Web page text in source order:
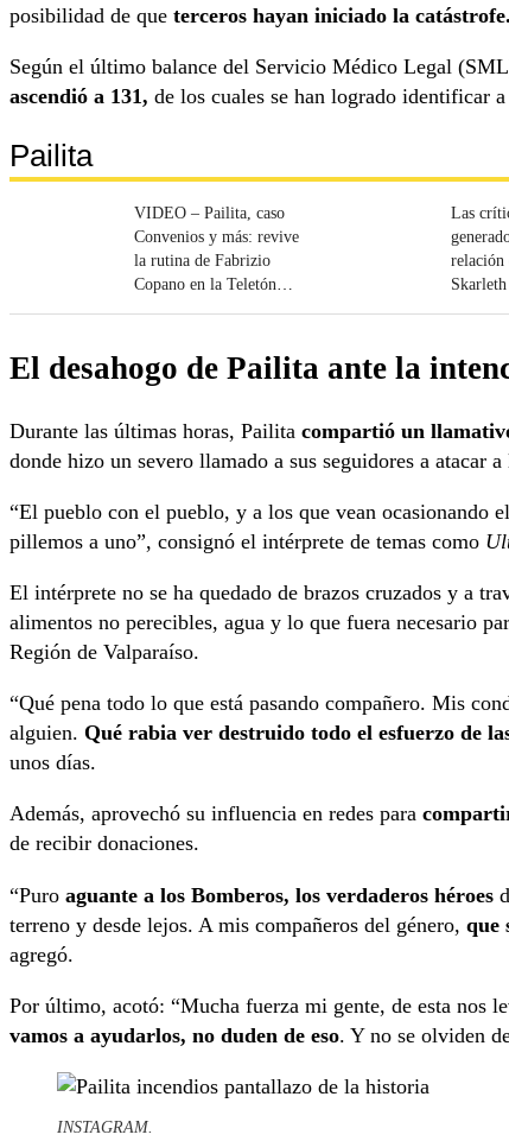
posibilidad de que terceros hayan iniciado la catástrofe.
Según el último balance del Servicio Médico Legal
ascendió a 131, de los cuales se han logrado identificar
Pailita
VIDEO – Pailita, caso
Convenios y más: revive
la rutina de Fabrizio
Copano en la Teletón
Las
relación
El desahogo de Pailita ante la
Durante las últimas horas, Pailita compartió un
donde hizo un severo llamado a sus seguidores a atacar
“El pueblo con el pueblo, y a los que vean ocasionando
pillemos a uno”, consignó el intérprete de temas como
El intérprete no se ha quedado de brazos cruzados y a
alimentos no perecibles, agua y lo que fuera necesario
Región de Valparaíso.
“Qué pena todo lo que está pasando compañero. Mis
alguien. Qué rabia ver destruido todo el esfuerzo de
unos días.
Además, aprovechó su influencia en redes para
de recibir donaciones.
“Puro aguante a los Bomberos, los verdaderos héroes
terreno y desde lejos. A mis compañeros del género, que
agregó.
Por último, acotó: “Mucha fuerza mi gente, de esta nos
vamos a ayudarlos, no duden de eso. Y no se olviden
INSTAGRAM.